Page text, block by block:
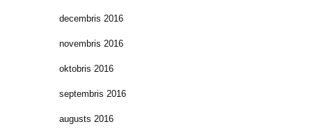
decembris 2016
novembris 2016
oktobris 2016
septembris 2016
augusts 2016